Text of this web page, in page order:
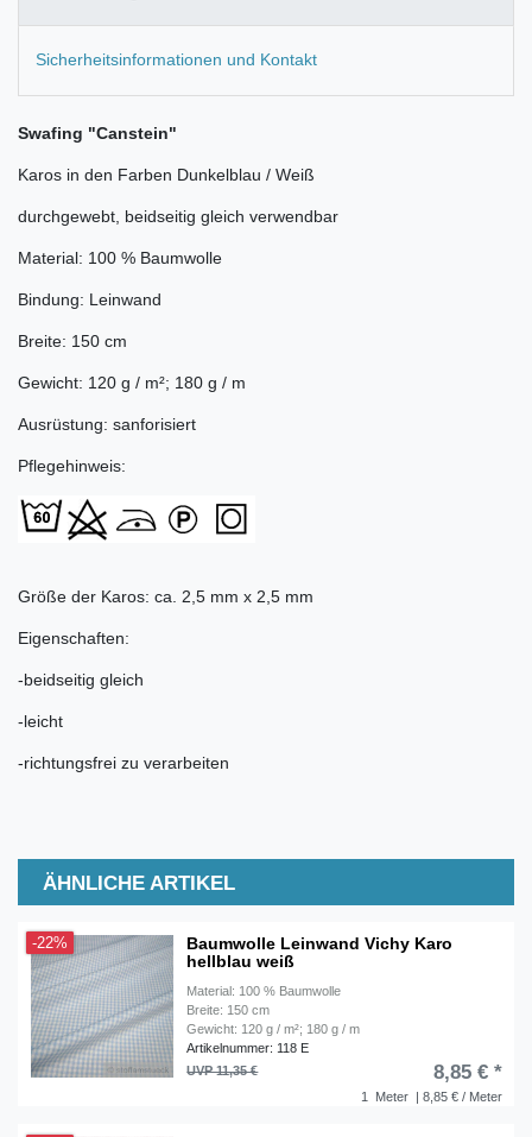
Sicherheitsinformationen und Kontakt
Swafing "Canstein"
Karos in den Farben Dunkelblau / Weiß
durchgewebt, beidseitig gleich verwendbar
Material: 100 % Baumwolle
Bindung: Leinwand
Breite: 150 cm
Gewicht: 120 g / m²; 180 g / m
Ausrüstung: sanforisiert
Pflegehinweis:
Größe der Karos: ca. 2,5 mm x 2,5 mm
Eigenschaften:
-beidseitig gleich
-leicht
-richtungsfrei zu verarbeiten
ÄHNLICHE ARTIKEL
-22%
Baumwolle Leinwand Vichy Karo
hellblau weiß
Material: 100 % Baumwolle
Breite: 150 cm
Gewicht: 120 g / m²; 180 g / m
Artikelnummer: 118 E
1 Meter | 8,85 € / Meter
UVP 11,35 € 8,85 € *